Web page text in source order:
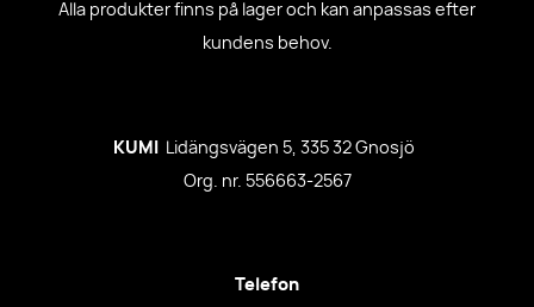
Alla produkter finns på lager och kan anpassas efter
kundens behov.
KUMI
Lidängsvägen 5, 335 32 Gnosjö
Org. nr. 556663-2567
Telefon